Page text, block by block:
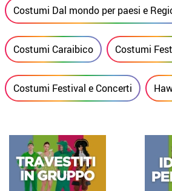
Costumi Dal mondo per paesi e
Costumi Caraibico Costumi
Costumi Festival e Concerti